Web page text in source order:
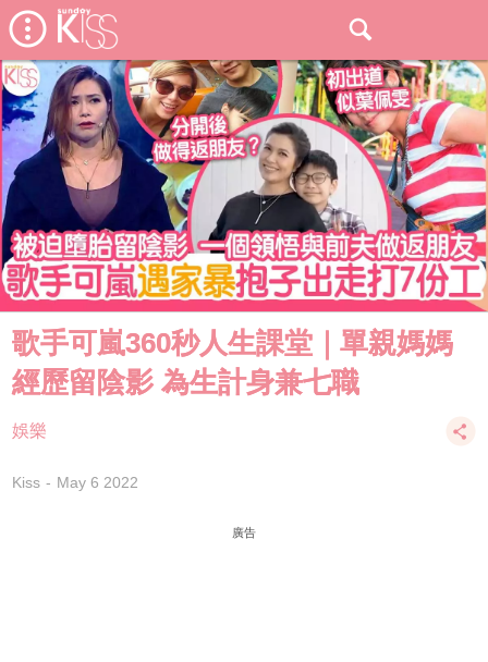
歌手可嵐360秒人生課堂｜單親媽媽
經歷留陰影 為生計身兼七職
娛樂
Kiss May 6 2022
廣告